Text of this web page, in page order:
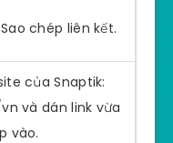
chép liên kết.
của Snaptik:
và dán link vừa
vào.